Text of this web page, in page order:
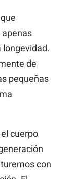
longevidad.
de
pequeñas
cuerpo
con